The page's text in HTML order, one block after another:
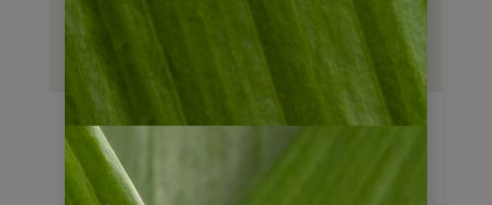
Anden & Pazifik
€
Reise anschauen